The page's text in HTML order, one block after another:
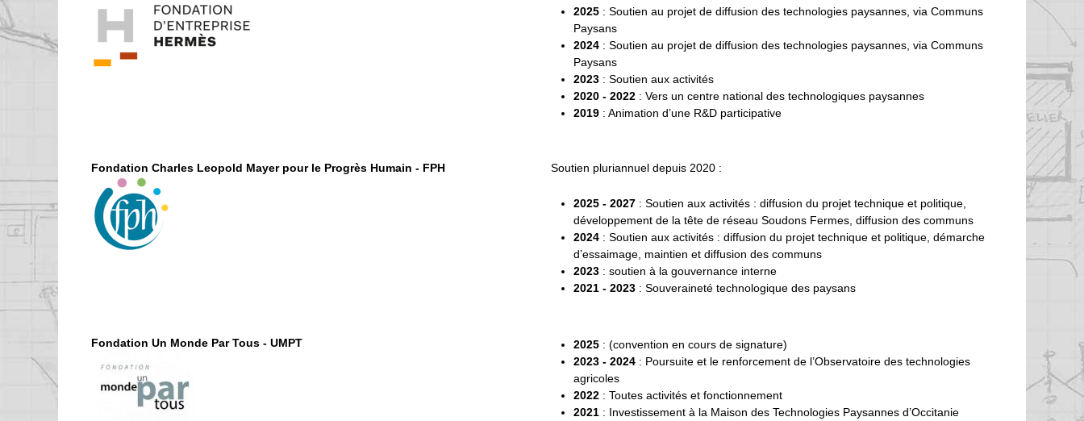
2025 : Soutien au projet de diffusion des technologies paysannes, via Communs
Paysans
2024 : Soutien au projet de diffusion des technologies paysannes, via Communs
Paysans
2023 : Soutien aux activités
2020 - 2022 : Vers un centre national des technologiques paysannes
2019 : Animation d’une R&D participative
Fondation Charles Leopold Mayer pour le Progrès Humain - FPH Soutien pluriannuel depuis 2020 :
2025 - 2027 : Soutien aux activités : diffusion du projet technique et politique,
développement de la tête de réseau Soudons Fermes, diffusion des communs
2024 : Soutien aux activités : diffusion du projet technique et politique, démarche
d’essaimage, maintien et diffusion des communs
2023 : soutien à la gouvernance interne
2021 - 2023 : Souveraineté technologique des paysans
Fondation Un Monde Par Tous - UMPT 2025 : (convention en cours de signature)
2023 - 2024 : Poursuite et le renforcement de l’Observatoire des technologies
agricoles
2022 : Toutes activités et fonctionnement
2021 : Investissement à la Maison des Technologies Paysannes d’Occitanie